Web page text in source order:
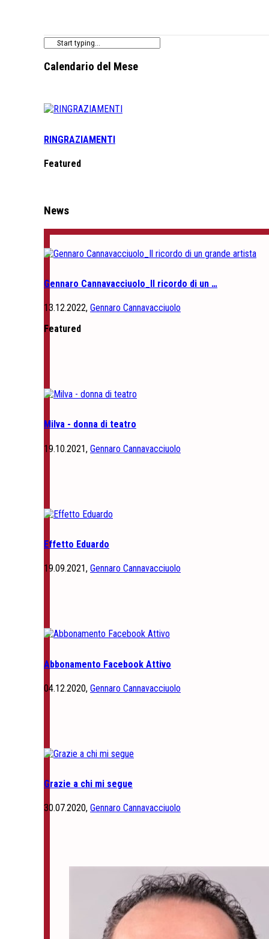
Calendario del Mese
RINGRAZIAMENTI
Featured
News
Gennaro Cannavacciuolo_Il ricordo di un …
13.12.2022, Gennaro Cannavacciuolo
Featured
Milva - donna di teatro
19.10.2021, Gennaro Cannavacciuolo
Effetto Eduardo
19.09.2021, Gennaro Cannavacciuolo
Abbonamento Facebook Attivo
04.12.2020, Gennaro Cannavacciuolo
Grazie a chi mi segue
30.07.2020, Gennaro Cannavacciuolo